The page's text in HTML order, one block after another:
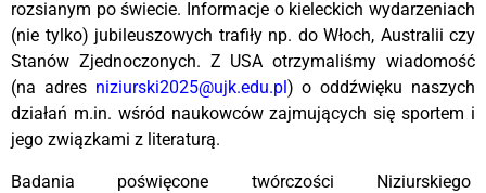
rozsianym po świecie. Informacje o kieleckich wydarzeniach
(nie tylko) jubileuszowych trafiły np. do Włoch, Australii czy
Stanów Zjednoczonych. Z USA otrzymaliśmy wiadomość
(na adres niziurski2025@ujk.edu.pl ) o oddźwięku naszych
działań m.in. wśród naukowców zajmujących się sportem i
jego związkami z literaturą.
Badania poświęcone twórczości Niziurskiego